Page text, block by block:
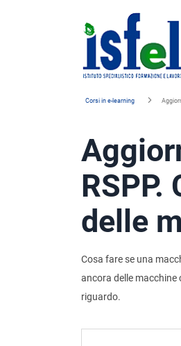
Istituto
formazione
e
lavoro
Corsi in e-learning
delle
Cosa fare se una
ancora delle macchine
riguardo.